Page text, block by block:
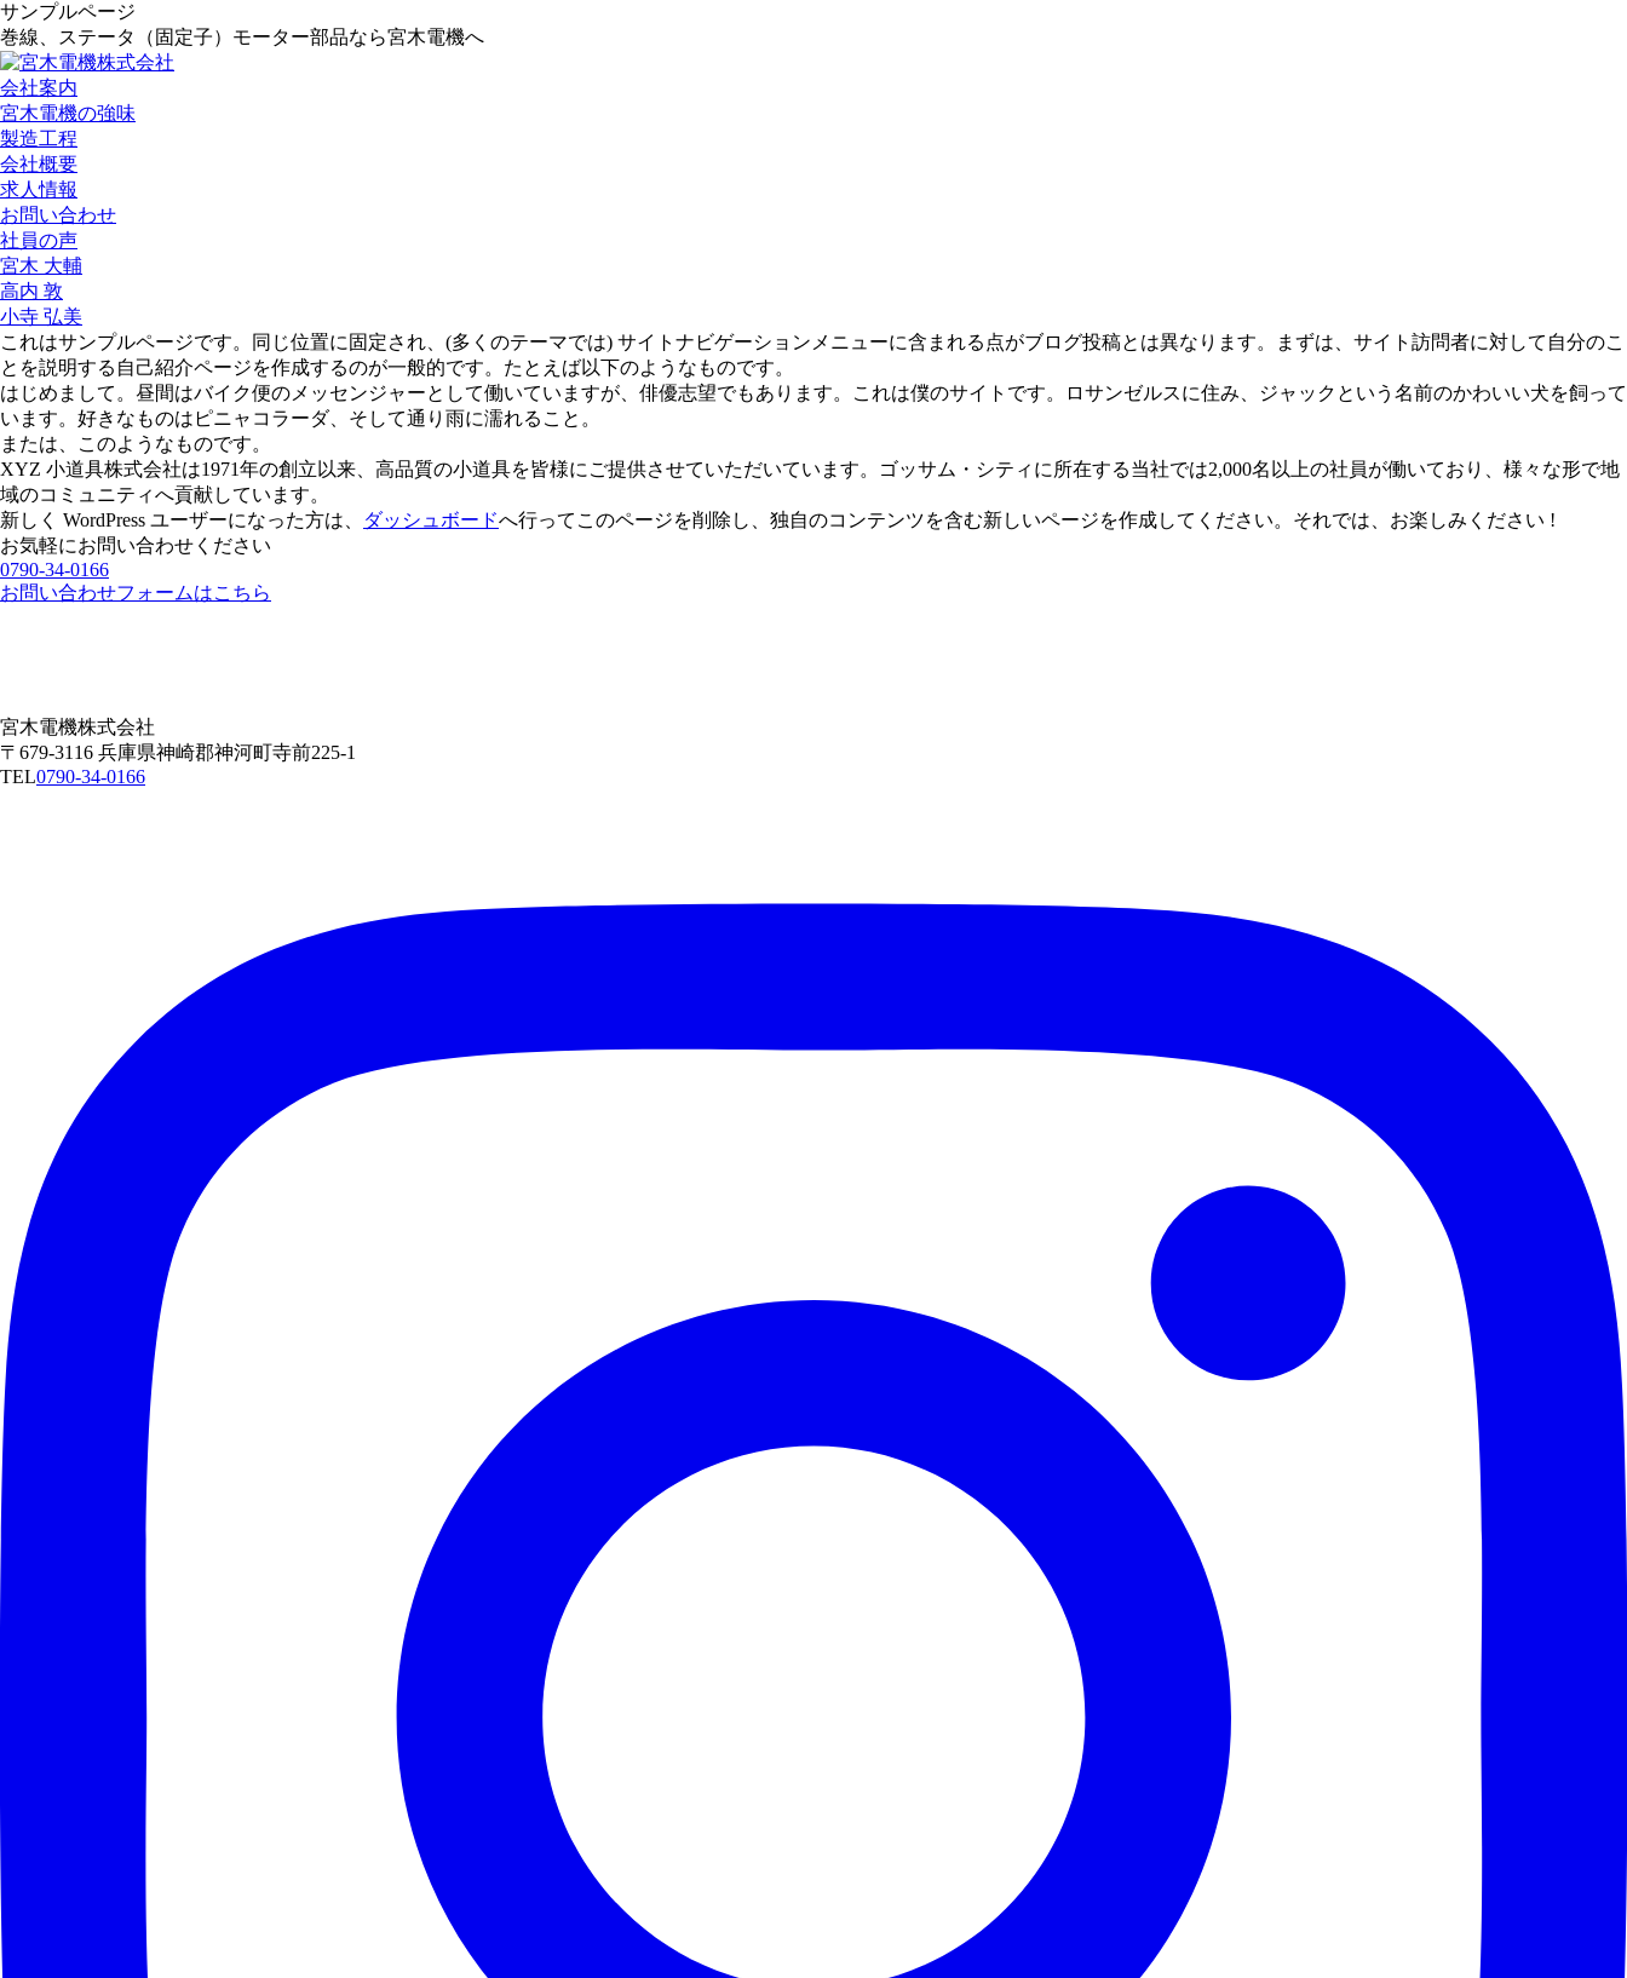
サンプルページ
巻線、ステータ（固定子）モーター部品なら宮木電機へ
会社案内
宮木電機の強味
製造工程
会社概要
求人情報
お問い合わせ
社員の声
宮木 大輔
高内 敦
小寺 弘美
これはサンプルページです。同じ位置に固定され、(多くのテーマでは) サイトナビゲーションメニューに含まれる点がブログ投稿とは異なります。まずは、サイト訪問者に対して自分のこ
とを説明する自己紹介ページを作成するのが一般的です。たとえば以下のようなものです。
はじめまして。昼間はバイク便のメッセンジャーとして働いていますが、俳優志望でもあります。これは僕のサイトです。ロサンゼルスに住み、ジャックという名前のかわいい犬を飼って
います。好きなものはピニャコラーダ、そして通り雨に濡れること。
または、このようなものです。
XYZ 小道具株式会社は1971年の創立以来、高品質の小道具を皆様にご提供させていただいています。ゴッサム・シティに所在する当社では2,000名以上の社員が働いており、様々な形で地
域のコミュニティへ貢献しています。
新しく WordPress ユーザーになった方は、
ダッシュボードへ行ってこのページを削除し、独自のコンテンツを含む新しいページを作成してください。それでは、お楽しみください !
お気軽にお問い合わせください
0790-34-0166
お問い合わせフォームはこちら
宮木電機株式会社
〒679-3116 兵庫県神崎郡神河町寺前225-1
TEL0790-34-0166